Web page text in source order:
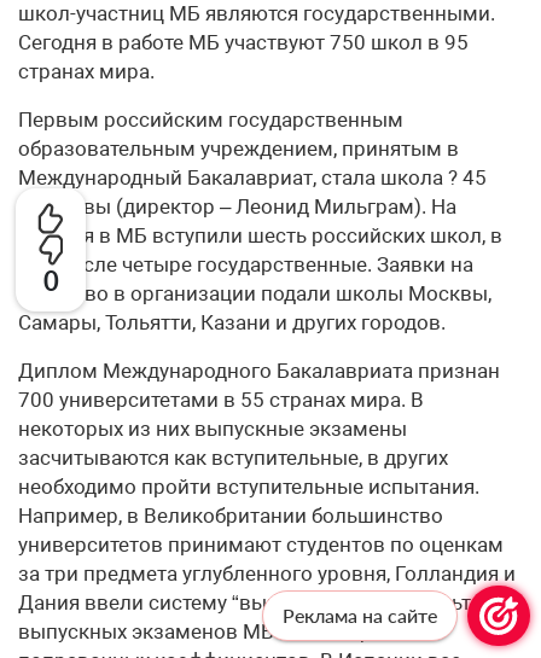
0
школ-участниц МБ являются государственными.
Сегодня в работе МБ участвуют 750 школ в 95
странах мира.
Первым российским государственным
образовательным учреждением, принятым в
Международный Бакалавриат, стала школа ? 45
г.Москвы (директор – Леонид Мильграм). На
сегодня в МБ вступили шесть российских школ, в
том числе четыре государственные. Заявки на
членство в организации подали школы Москвы,
Самары, Тольятти, Казани и других городов.
Диплом Международного Бакалавриата признан
700 университетами в 55 странах мира. В
некоторых из них выпускные экзамены
засчитываются как вступительные, в других
необходимо пройти вступительные испытания.
Например, в Великобритании большинство
университетов принимают студентов по оценкам
за три предмета углубленного уровня, Голландия и
Дания ввели систему “выравнивания” результатов
выпускных экзаменов МБ с помощью
Реклама на сайте